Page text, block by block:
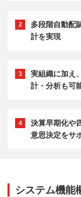
2
多段階自動配
計を実現
3
実組織に加え
計・分析も可
4
決算早期化や
意思決定をサ
システム機能